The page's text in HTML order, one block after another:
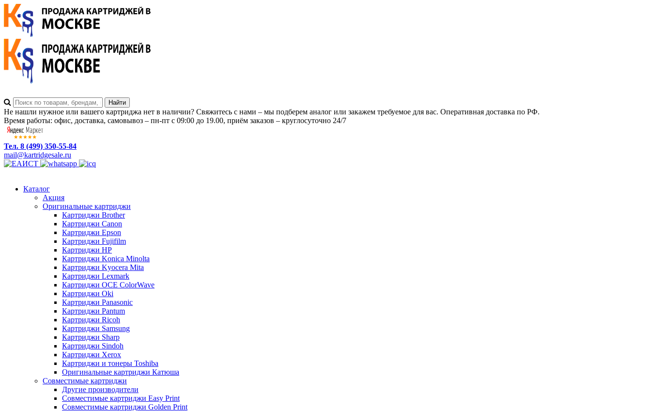
Не нашли нужное или вашего картриджа нет в наличии? Свяжитесь с нами – мы подберем аналог или закажем требуемое для вас. Оперативная доставка по РФ.
Время работы: офис, доставка, самовывоз – пн-пт с 09:00 до 19.00, приём заказов – круглосуточно 24/7
Тел. 8 (499) 350-55-84
mail@kartridgesale.ru
Каталог
Акция
Оригинальные картриджи
Картриджи Brother
Картриджи Canon
Картриджи Epson
Картриджи Fujifilm
Картриджи HP
Картриджи Konica Minolta
Картриджи Kyocera Mita
Картриджи Lexmark
Картриджи OCE ColorWave
Картриджи Oki
Картриджи Panasonic
Картриджи Pantum
Картриджи Ricoh
Картриджи Samsung
Картриджи Sharp
Картриджи Sindoh
Картриджи Xerox
Картриджи и тонеры Toshiba
Оригинальные картриджи Катюша
Совместимые картриджи
Другие производители
Совместимые картриджи Easy Print
Совместимые картриджи Golden Print